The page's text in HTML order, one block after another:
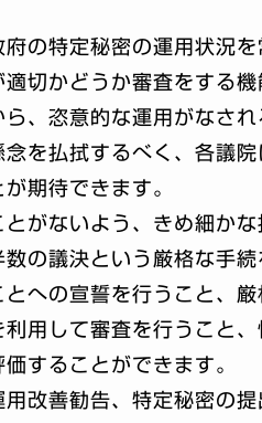
の特定秘密の運用状況
切かどうか審査をする
、恣意的な運用がなさ
を払拭するべく、各議
期待できます。
がないよう、きめ細か
の議決という厳格な手
への宣誓を行うこと、
用して審査を行うこと
することができます。
改善勧告、特定秘密の